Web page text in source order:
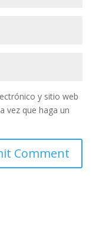
y sitio web
vez que haga un